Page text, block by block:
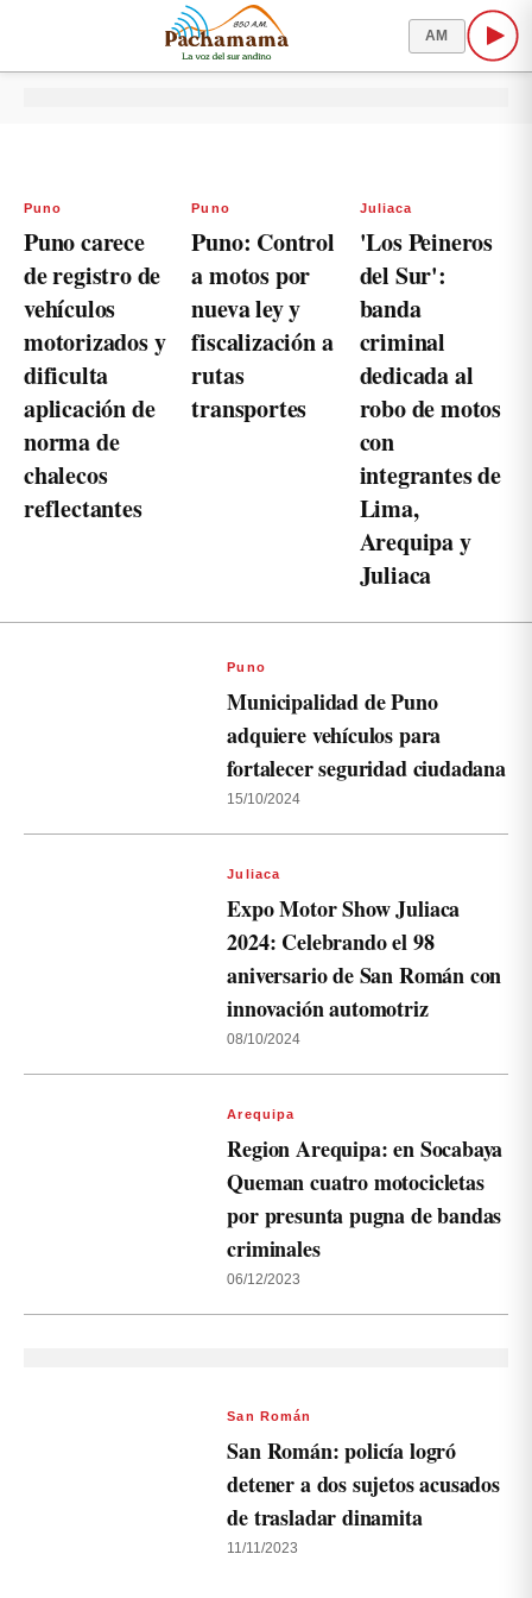
AM
Puno
Puno carece
de registro de
vehículos
motorizados y
dificulta
aplicación de
norma de
chalecos
reflectantes
Puno
Puno: Control
a motos por
nueva ley y
fiscalización a
rutas
transportes
Juliaca
'Los Peineros
del Sur':
banda
criminal
dedicada al
robo de motos
con
integrantes de
Lima,
Arequipa y
Juliaca
Puno
Municipalidad de Puno
adquiere vehículos para
fortalecer seguridad ciudadana
15/10/2024
Juliaca
Expo Motor Show Juliaca
2024: Celebrando el 98
aniversario de San Román con
innovación automotriz
08/10/2024
Arequipa
Region Arequipa: en Socabaya
Queman cuatro motocicletas
por presunta pugna de bandas
criminales
06/12/2023
San Román
San Román: policía logró
detener a dos sujetos acusados
de trasladar dinamita
11/11/2023